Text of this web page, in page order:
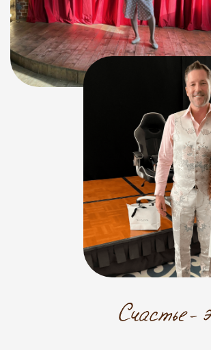
Представьте, что вы открыли глаза
после долгих лет пребывания
в полной темноте и наконец
увидели, какой оказывается
красочный этот мир и попробовали
настоящий вкус-вкус жизни,
а не проживания и автопилота.
скорее. Сам класс так
и называется «Приключение».
А что если это самое интересное,
захватывающее, насыщенное,
яркое, восторженное путешествие
в мирБЫТЬ СОБОЙ
И это только начало.